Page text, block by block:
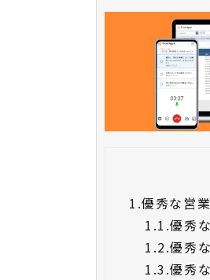
1.優秀な営
1.1.優秀
1.2.優秀
1.3.優秀